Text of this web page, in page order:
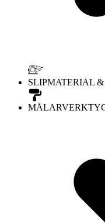
SLIPMATERIAL &